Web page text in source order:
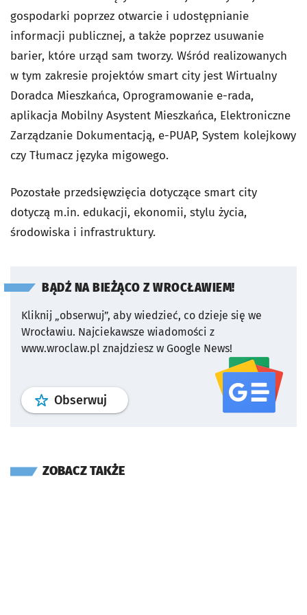
gospodarki poprzez otwarcie i udostępnianie
informacji publicznej, a także poprzez usuwanie
barier, które urząd sam tworzy. Wśród realizowanych
w tym zakresie projektów smart city jest Wirtualny
Doradca Mieszkańca, Oprogramowanie e-rada,
aplikacja Mobilny Asystent Mieszkańca, Elektroniczne
Zarządzanie Dokumentacją, e-PUAP, System kolejkowy
czy Tłumacz języka migowego.
Pozostałe przedsięwzięcia dotyczące smart city
dotyczą m.in. edukacji, ekonomii, stylu życia,
środowiska i infrastruktury.
BĄDŹ NA BIEŻĄCO Z WROCŁAWIEM!
Kliknij „obserwuj”, aby wiedzieć, co dzieje się we
Wrocławiu. Najciekawsze wiadomości z
www.wroclaw.pl znajdziesz w Google News!
Obserwuj profil serwisu
ZOBACZ TAKŻE